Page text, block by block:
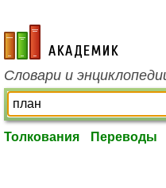
academic.ru
Словари и
Толкования Переводы